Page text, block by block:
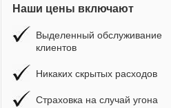
Наши цены включают
Выделенный обслуживание
клиентов
Никаких скрытых расходов
Страховка на случай угона